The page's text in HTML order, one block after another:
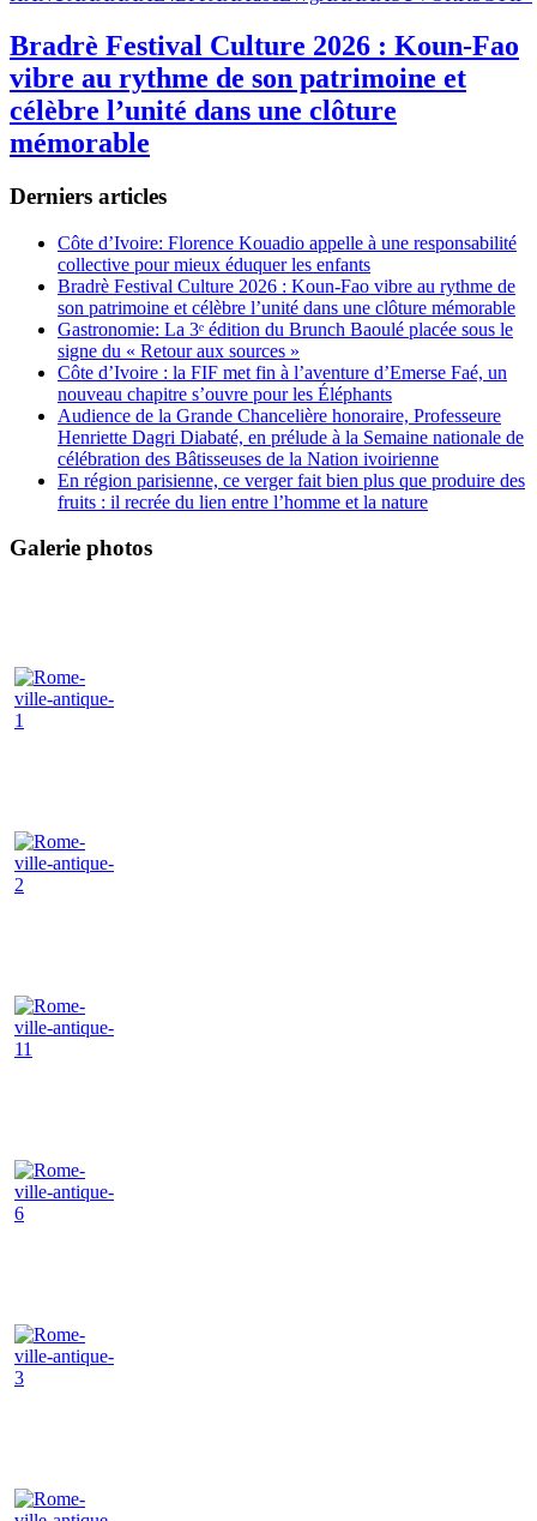
Bradrè Festival Culture 2026 : Koun-Fao
vibre au rythme de son patrimoine et
célèbre l’unité dans une clôture
mémorable
Derniers articles
Côte d’Ivoire: Florence Kouadio appelle à une responsabilité
collective pour mieux éduquer les enfants
Bradrè Festival Culture 2026 : Koun-Fao vibre au rythme de
son patrimoine et célèbre l’unité dans une clôture mémorable
Gastronomie: La 3ᵉ édition du Brunch Baoulé placée sous le
signe du « Retour aux sources »
Côte d’Ivoire : la FIF met fin à l’aventure d’Emerse Faé, un
nouveau chapitre s’ouvre pour les Éléphants
Audience de la Grande Chancelière honoraire, Professeure
Henriette Dagri Diabaté, en prélude à la Semaine nationale de
célébration des Bâtisseuses de la Nation ivoirienne
En région parisienne, ce verger fait bien plus que produire des
fruits : il recrée du lien entre l’homme et la nature
Galerie photos